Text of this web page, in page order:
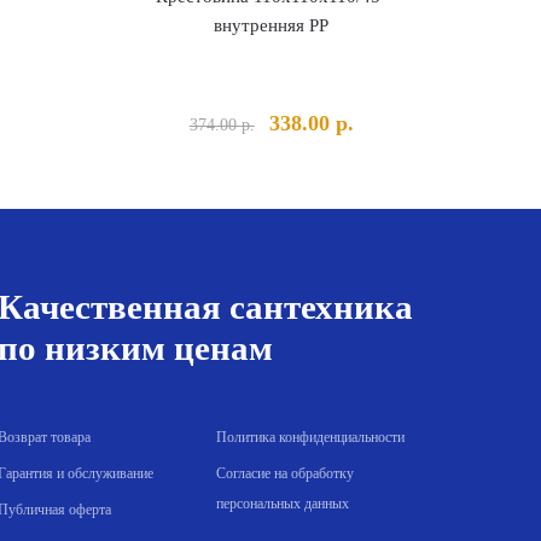
внутренняя PP
374.00р.
Первоначальная
374.00 р..
338.00 р.
сантехника
низким ценам
товара
и обслуживание
оферта
Политика конфиденциальности
Согласие на обработку
персональных данных